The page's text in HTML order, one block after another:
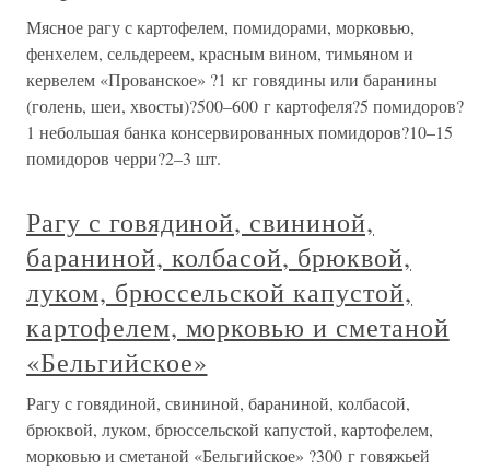
Мясное рагу с картофелем, помидорами, морковью,
фенхелем, сельдереем, красным вином, тимьяном и
кервелем «Прованское» ?1 кг говядины или баранины
(голень, шеи, хвосты)?500–600 г картофеля?5 помидоров?
1 небольшая банка консервированных помидоров?10–15
помидоров черри?2–3 шт.
Рагу с говядиной, свининой,
бараниной, колбасой, брюквой,
луком, брюссельской капустой,
картофелем, морковью и сметаной
«Бельгийское»
Рагу с говядиной, свининой, бараниной, колбасой,
брюквой, луком, брюссельской капустой, картофелем,
морковью и сметаной «Бельгийское» ?300 г говяжьей